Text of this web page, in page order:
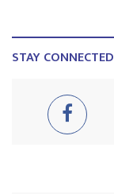
STAY CONNECTED